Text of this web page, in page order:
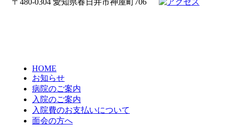
〒480-0304 愛知県春日井市神屋町706
HOME
お知らせ
病院のご案内
入院のご案内
入院費のお支払いについて
面会の方へ